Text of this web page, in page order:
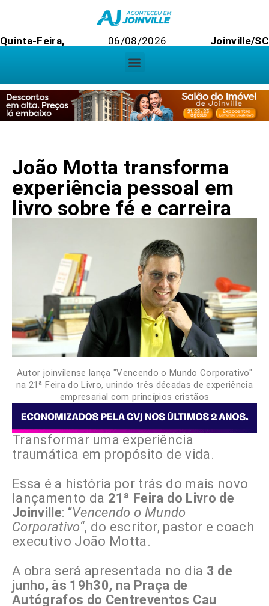
Quinta-Feira, 06/08/2026 Joinville/SC
João Motta transforma
experiência pessoal em
livro sobre fé e carreira
Autor joinvilense lança "Vencendo o Mundo Corporativo"
na 21ª Feira do Livro, unindo três décadas de experiência
empresarial com princípios cristãos
Transformar uma experiência
traumática em propósito de vida.
Essa é a história por trás do mais novo
lançamento da 21ª Feira do Livro de
Joinville: “Vencendo o Mundo
Corporativo“, do escritor, pastor e coach
executivo João Motta.
A obra será apresentada no dia 3 de
junho, às 19h30, na Praça de
Autógrafos do Centreventos Cau